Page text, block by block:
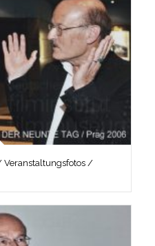
Veranstaltungsfotos /